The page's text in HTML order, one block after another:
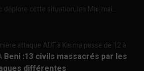
déplore cette situation, les Mai-mai...
attaque ADF à Kisima passe de 12 à
Beni :13 civils massacrés par les
différentes